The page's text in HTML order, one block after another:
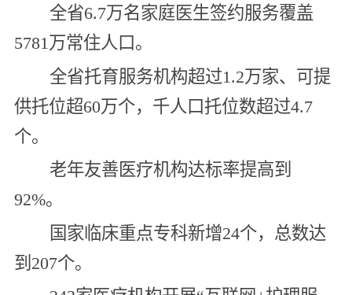
全省6.7万名家庭医生签约服务覆盖
5781万常住人口。
全省托育服务机构超过1.2万家、可提
供托位超60万个，千人口托位数超过4.7
个。
老年友善医疗机构达标率提高到
92%。
国家临床重点专科新增24个，总数达
到207个。